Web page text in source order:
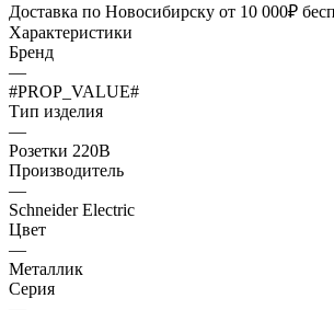
Доставка по Новосибирску от 10 000₽
Характеристики
Бренд
—
#PROP_VALUE#
Тип изделия
—
Розетки 220В
Производитель
—
Schneider Electric
Цвет
—
Металлик
Серия